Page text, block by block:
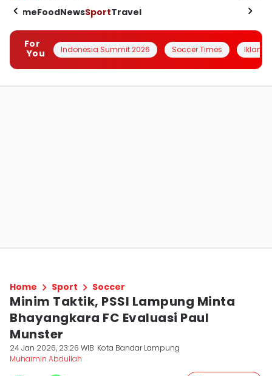
HomeFoodNewsSportTravel
For
You
Indonesia Summit 2026 Soccer Times Iklanin
Home Sport Soccer
Minim Taktik, PSSI Lampung Minta
Bhayangkara FC Evaluasi Paul
Munster
24 Jan 2026, 23:26 WIB Kota Bandar Lampung
Muhaimin Abdullah